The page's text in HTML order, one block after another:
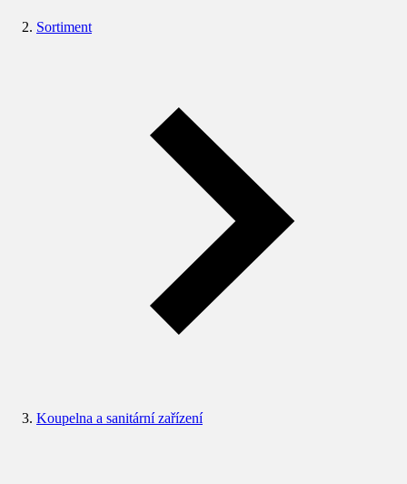
Sortiment
Koupelna a sanitární zařízení